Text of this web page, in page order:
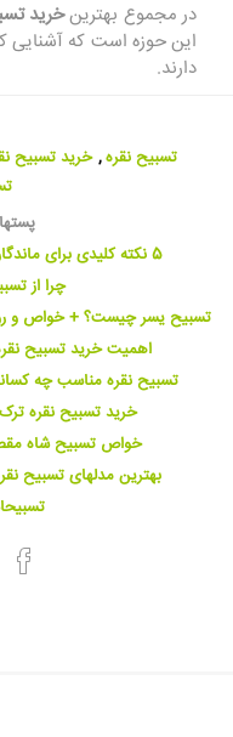
در مجموع بهترینخرید
این حوزه است که آشنایی
دارند.
تسبیح نقره, خرید تسبیح
5 نکته کلیدی برای ماندگاری تسبیح نقره
چرا از
تسبیح یسر چیست؟ + خواص
اهمیت خرید تسبیح
تسبیح نقره مناسب چه
خرید تسبیح نقره ترک
خواص تسبیح شاه
بهترین مدلهای تسبیح